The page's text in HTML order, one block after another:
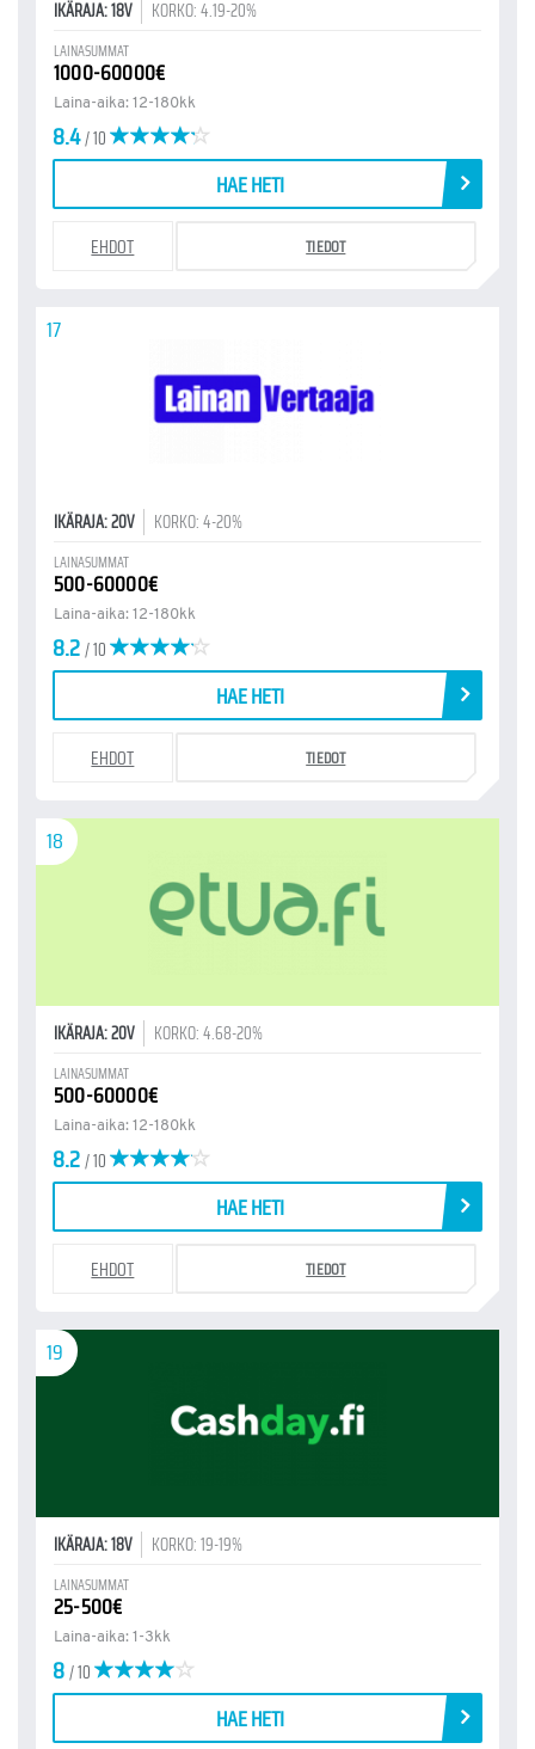
IKÄRAJA: 18V KORKO: 4.19-20%
LAINASUMMAT
1000-60000€
Laina-aika: 12-180kk
8.4/ 10
HAE HETI
EHDOT TIEDOT
17
IKÄRAJA: 20V KORKO: 4-20%
LAINASUMMAT
500-60000€
Laina-aika: 12-180kk
8.2/ 10
HAE HETI
EHDOT TIEDOT
18
IKÄRAJA: 20V KORKO: 4.68-20%
LAINASUMMAT
500-60000€
Laina-aika: 12-180kk
8.2/ 10
HAE HETI
EHDOT TIEDOT
19
IKÄRAJA: 18V KORKO: 19-19%
LAINASUMMAT
25-500€
Laina-aika: 1-3kk
8/ 10
HAE HETI